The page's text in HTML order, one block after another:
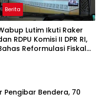
Berita
Lutim Ikuti Raker
RDPU Komisi II DPR RI,
Reformulasi Fiskal
Pengibar Bendera, 70